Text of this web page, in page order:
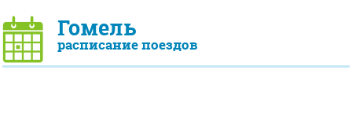
Гомель
расписание поездов